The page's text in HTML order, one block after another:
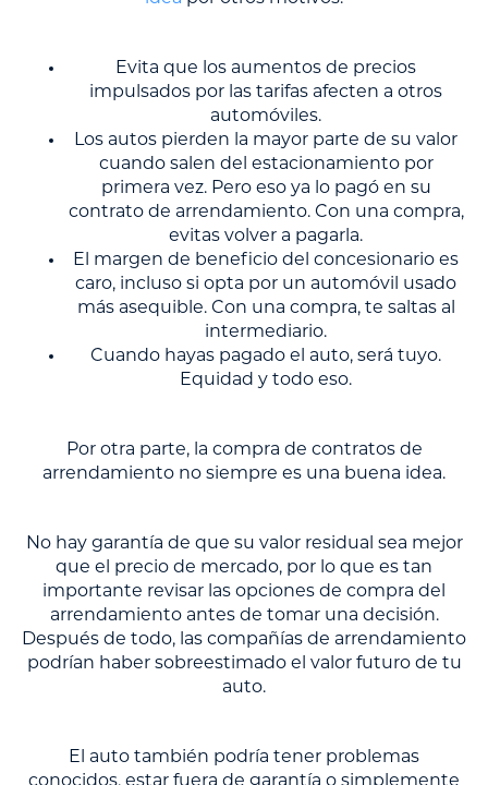
Evita que los aumentos de precios
impulsados por las tarifas afecten a otros
automóviles.
Los autos pierden la mayor parte de su valor
cuando salen del estacionamiento por
primera vez. Pero eso ya lo pagó en su
contrato de arrendamiento. Con una compra,
evitas volver a pagarla.
El margen de beneficio del concesionario es
caro, incluso si opta por un automóvil usado
más asequible. Con una compra, te saltas al
intermediario.
Cuando hayas pagado el auto, será tuyo.
Equidad y todo eso.
Por otra parte, la compra de contratos de
arrendamiento no siempre es una buena idea.
No hay garantía de que su valor residual sea mejor
que el precio de mercado, por lo que es tan
importante revisar las opciones de compra del
arrendamiento antes de tomar una decisión.
Después de todo, las compañías de arrendamiento
podrían haber sobreestimado el valor futuro de tu
auto.
El auto también podría tener problemas